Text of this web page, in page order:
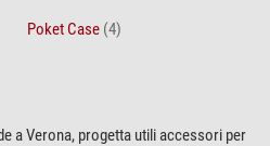
Poket Case (4)
a Verona, progetta utili accessori per